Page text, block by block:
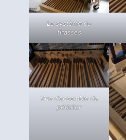
Le système de
tirasses
Vue d’ensemble du
pédalier